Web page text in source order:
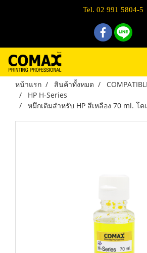
Tel. 02 991 5804-5
หน้าแรก สินค้าทั้งหมด
HP H-Series
หมึกเติมสำหรับ HP สีเหลือง 70 ml. โ